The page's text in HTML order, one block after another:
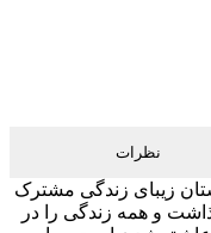
نظرات
زیبای زندگی مشترک
و همه زندگی را در